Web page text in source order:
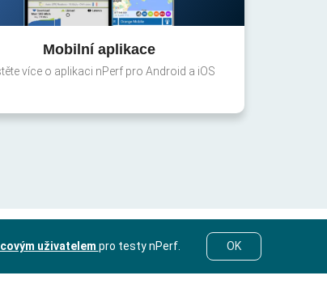
Mobilní aplikace
více o aplikaci nPerf pro Android a iOS
uživatelem pro testy nPerf. OK